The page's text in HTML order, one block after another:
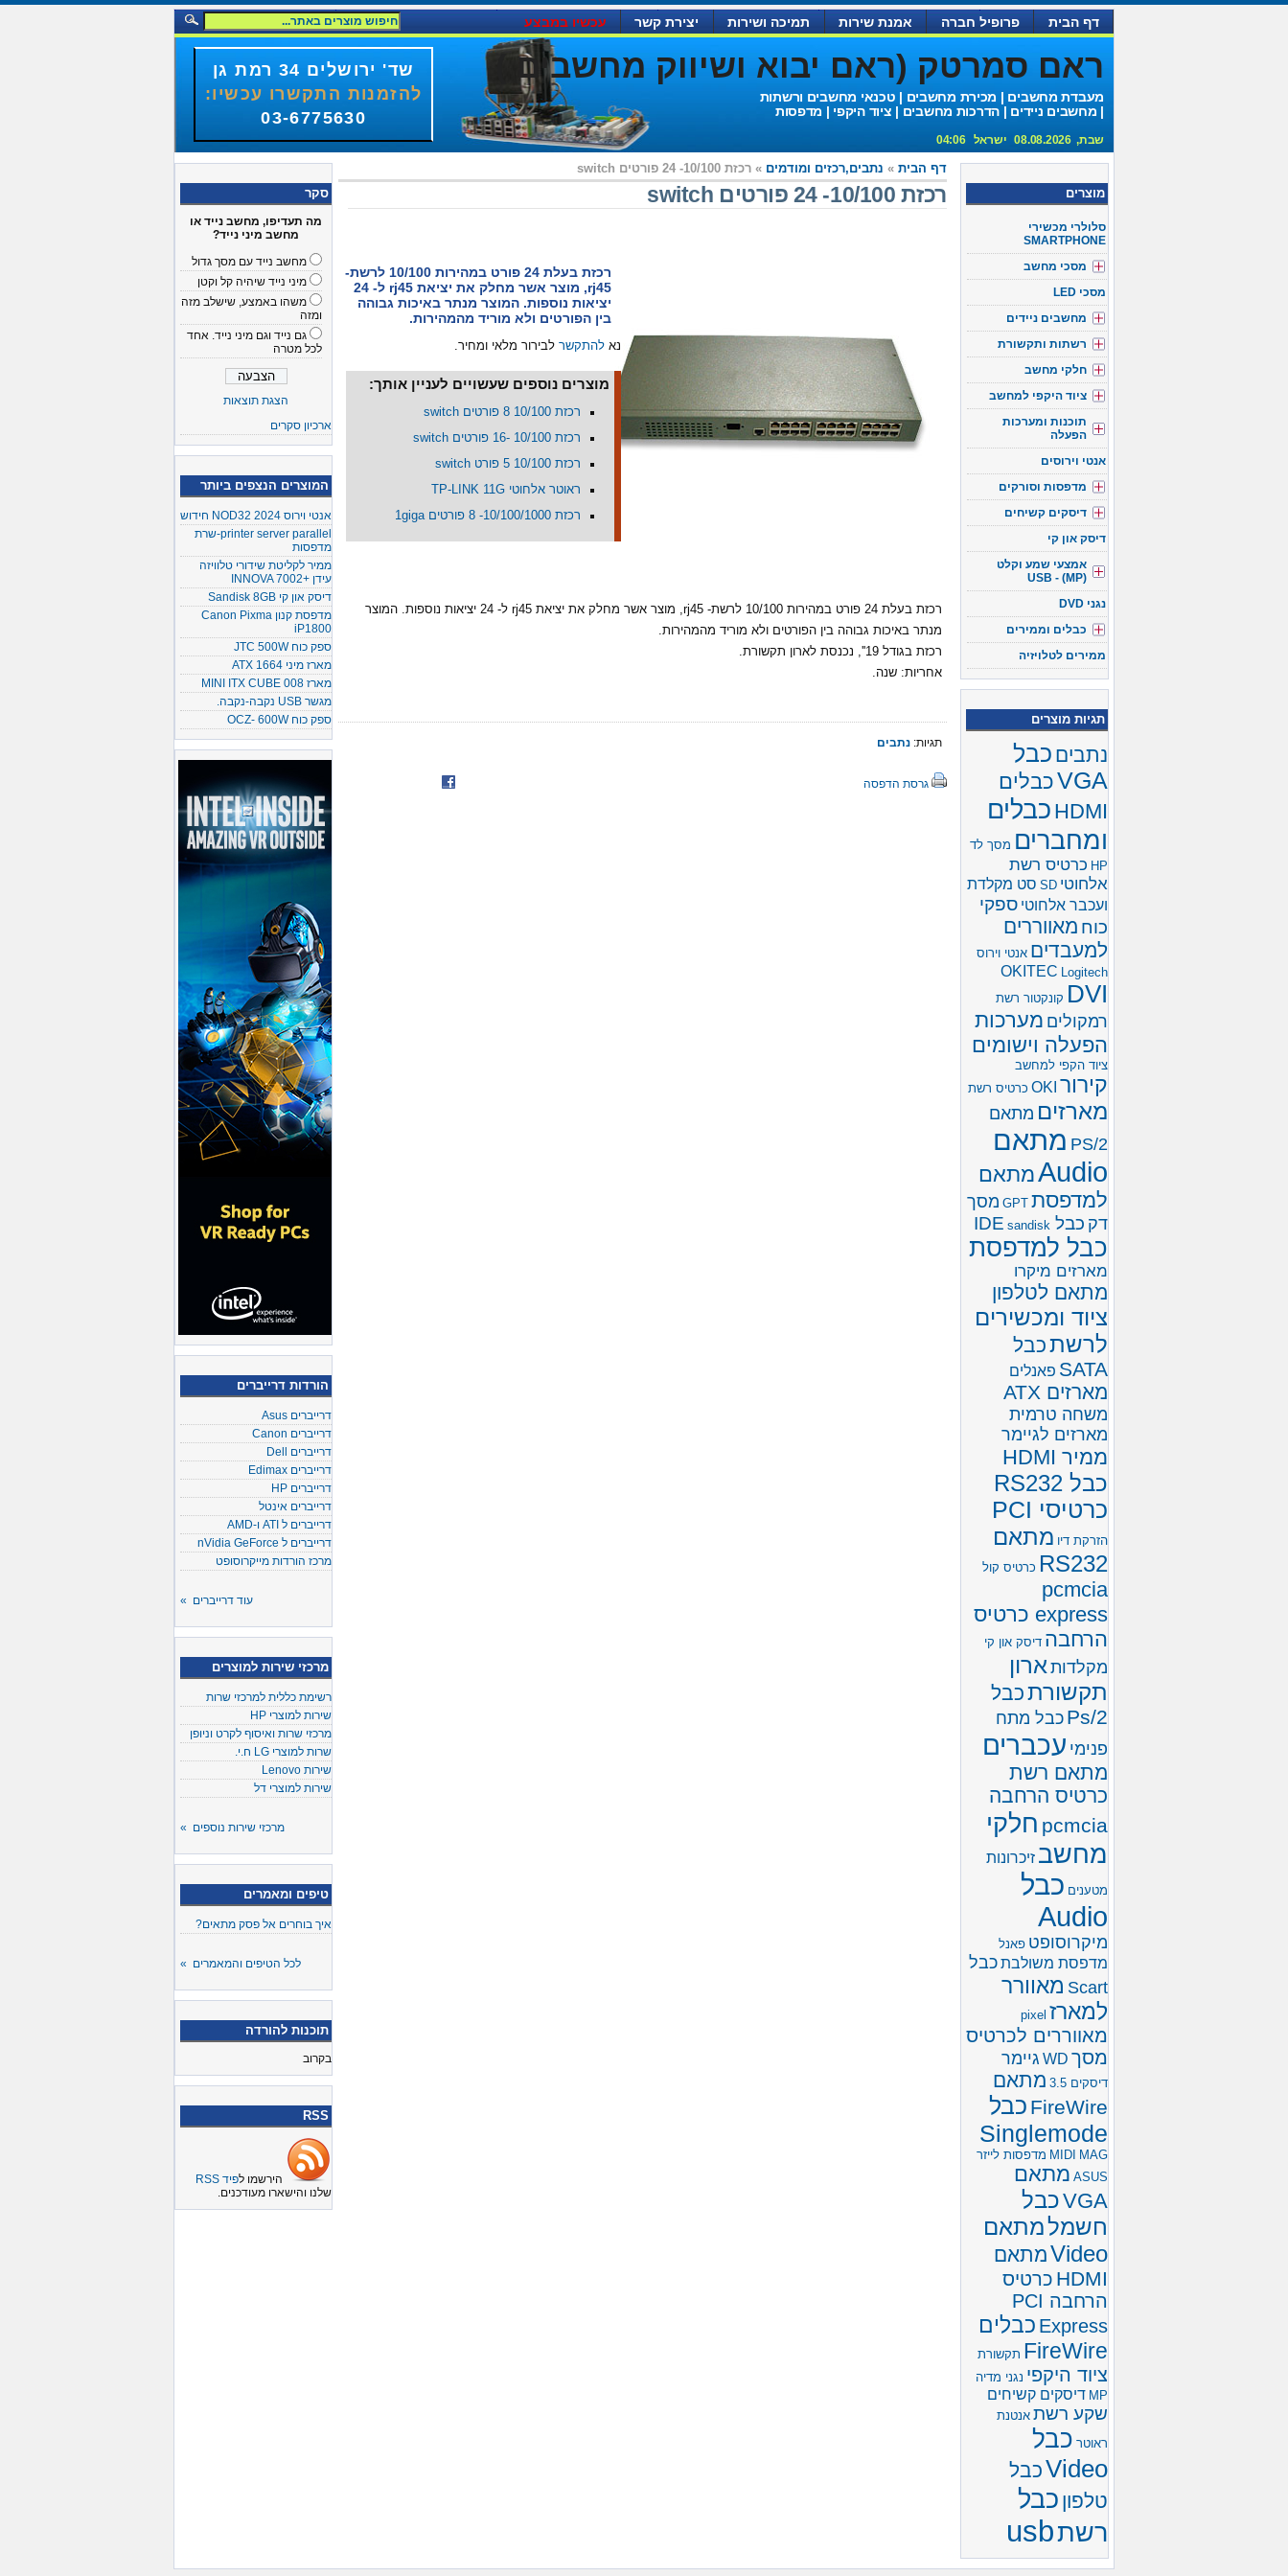
דף הבית פרופיל חברה אמנת שירות תמיכה ושירות יצירת קשר עכשיו במבצע
ראם סמרטק (ראם יבוא ושיווק מחשבים )
מעבדת מחשבים | מכירת מחשבים | טכנאי מחשבים ורשתות
| מחשבים ניידים | הדרכות מחשבים | ציוד היקפי | מדפסות
שבת, 08.08.2026 ישראל 04:06
שד' ירושלים 34 רמת גן
להזמנות התקשרו עכשיו:
03-6775630
סקר
מה תעדיפו, מחשב נייד או
מחשב מיני נייד?
מחשב נייד עם מסך גדול
מיני נייד שיהיה קל וקטן
משהו באמצע, שישלב מזה
ומזה
גם נייד וגם מיני נייד. אחד
לכל מטרה
הצגת תוצאות
ארכיון סקרים
המוצרים הנצפים ביותר
אנטי וירוס NOD32 2024 חידוש
printer server parallel-שרת
מדפסות
ממיר לקליטת שידורי טלוויזה
עידן +INNOVA 7002
דיסק און קי Sandisk 8GB
מדפסת קנון Canon Pixma
iP1800
ספק כוח JTC 500W
מארז מיני ATX 1664
מארז MINI ITX CUBE 008
מגשר USB נקבה-נקבה.
ספק כוח OCZ- 600W
הורדות דרייברים
דרייברים Asus
דרייברים Canon
דרייברים Dell
דרייברים Edimax
דרייברים HP
דרייברים אינטל
דרייברים ל ATI ו-AMD
דרייברים ל nVidia GeForce
מרכז הורדות מייקרוסופט
עוד דרייברים »
מרכזי שירות למוצרים
רשימת כללית למרכזי שרות
שירות למוצרי HP
מרכזי שרות ואיסוף לקרט וניופן
שרות למוצרי LG ח.י.
שירות Lenovo
שירות למוצרי דל
מרכזי שירות נוספים »
טיפים ומאמרים
איך בוחרים אל פסק מתאים?
לכל הטיפים והמאמרים »
תוכנות להורדה
בקרוב
RSS
הירשמו לפיד RSS
שלנו והישארו מעודכנים.
דף הבית » נתבים,רכזים ומודמים » רכזת 10/100- 24 פורטים switch
רכזת 10/100- 24 פורטים switch
רכזת בעלת 24 פורט במהירות 10/100 לרשת-
rj45, מוצר אשר מחלק את יציאת rj45 ל- 24
יציאות נוספות. המוצר מנתר באיכות גבוהה
בין הפורטים ולא מוריד מהמהירות.
נא להתקשר לבירור מלאי ומחיר.
מוצרים נוספים שעשויים לעניין אותך:
רכזת 10/100 8 פורטים switch
רכזת 10/100 -16 פורטים switch
רכזת 10/100 5 פורט switch
ראוטר אלחוטי TP-LINK 11G
רכזת 10/100/1000- 8 פורטים 1giga
רכזת בעלת 24 פורט במהירות 10/100 לרשת- rj45, מוצר אשר מחלק את יציאת rj45 ל- 24 יציאות נוספות. המוצר
מנתר באיכות גבוהה בין הפורטים ולא מוריד מהמהירות.
רכזת בגודל 19'', נכנסת לארון תקשורת.
אחריות: שנה.
תגיות: נתבים
גרסת הדפסה
מוצרים
סלולרי מכשירי
SMARTPHONE
מסכי מחשב
מסכי LED
מחשבים ניידים
רשתות ותקשורת
חלקי מחשב
ציוד היקפי למחשב
תוכנות ומערכות
הפעלה
אנטי וירוסים
מדפסות וסורקים
דיסקים קשיחים
דיסק און קי
אמצעי שמע וקלט
(USB - (MP
נגני DVD
כבלים וממירים
ממירים לטלויזיה
תגיות מוצרים
נתבים כבל
VGAכבלים
HDMI כבלים
ומחברים מסך לד
HP כרטיס רשת
אלחוטי SD סט מקלדת
ועכבר אלחוטי ספקי
כוח מאווררים
למעבדים אנטי וירוס
OKITEC Logitech
DVI קונקטור רשת
רמקולים מערכות
הפעלה וישומים
ציוד הקפי למחשב
קירור OKI כרטיס רשת
מארזים מתאם
PS/2 מתאם
Audioמתאם
למדפסת GPT מסך
דק כבל IDE sandisk
כבל למדפסת
מארזים מיקרו
מתאם לטלפון
ציוד ומכשירים
לרשתכבל
SATA פאנלים
מארזים ATX
משחה טרמית
מארזים לגיימר
ממיר HDMI
כבל RS232
כרטיסי PCI
הזרקת דיו מתאם
RS232 כרטיס קול
pcmcia
express כרטיס
הרחבה דיסק און קי
מקלדות ארון
תקשורתכבל
Ps/2 כבל מתח
פנימי עכברים
מתאם רשת
כרטיס הרחבה
pcmcia חלקי
מחשב זיכרונות
מטענים כבל
Audio
מיקרוסופט פאנל
מדפסת משולבתכבל
Scart מאוורר
למארז pixel
מאווררים לכרטיס
מסך WD גיימר
דיסקים 3.5
מתאם
FireWire כבל
Singlemode
MIDI MAG
מדפסות לייזר
ASUS מתאם
VGAכבל
חשמלמתאם
Videoמתאם
HDMI כרטיס
הרחבה PCI
Express כבלים
FireWire תקשורת
ציוד היקפי נגני מדיה
MP דיסקים קשיחים
שקע רשת אנטנת
ראוטר כבל
Videoכבל
טלפון כבל
רשתusb